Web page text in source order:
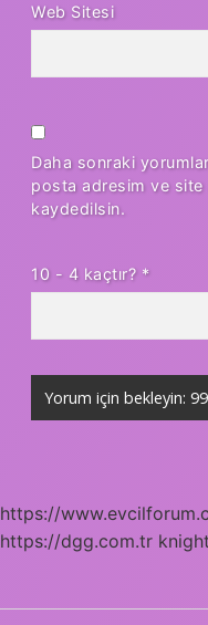
Web Sitesi
Daha sonraki
posta adresim ve site
kaydedilsin.
10 - 4 kaçtır? *
https://
https://dgg.com.tr